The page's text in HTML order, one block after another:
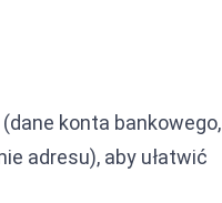
konta bankowego,
adresu), aby ułatwić